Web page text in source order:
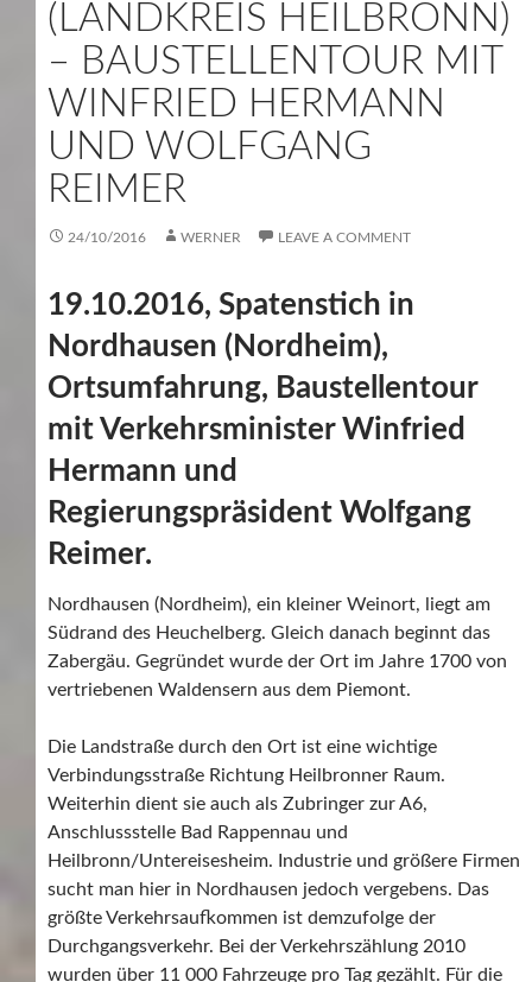
(LANDKREIS HEILBRONN)
– BAUSTELLENTOUR MIT
WINFRIED HERMANN
UND WOLFGANG
REIMER
24/10/2016 WERNER LEAVE A COMMENT
19.10.2016, Spatenstich in
Nordhausen (Nordheim),
Ortsumfahrung, Baustellentour
mit Verkehrsminister Winfried
Hermann und
Regierungspräsident Wolfgang
Reimer.
Nordhausen (Nordheim), ein kleiner Weinort, liegt am
Südrand des Heuchelberg. Gleich danach beginnt das
Zabergäu. Gegründet wurde der Ort im Jahre 1700 von
vertriebenen Waldensern aus dem Piemont.
Die Landstraße durch den Ort ist eine wichtige
Verbindungsstraße Richtung Heilbronner Raum.
Weiterhin dient sie auch als Zubringer zur A6,
Anschlussstelle Bad Rappennau und
Heilbronn/Untereisesheim. Industrie und größere Firmen
sucht man hier in Nordhausen jedoch vergebens. Das
größte Verkehrsaufkommen ist demzufolge der
Durchgangsverkehr. Bei der Verkehrszählung 2010
wurden über 11 000 Fahrzeuge pro Tag gezählt. Für die